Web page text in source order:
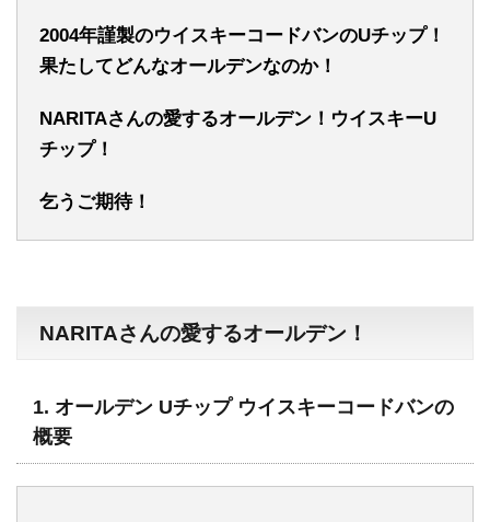
2004年謹製のウイスキーコードバンのUチップ！
果たしてどんなオールデンなのか！
NARITAさんの愛するオールデン！ ウイスキーU
チップ！
乞うご期待！
NARITAさんの愛するオールデン！
1. オールデン Uチップ ウイスキーコードバンの
概要